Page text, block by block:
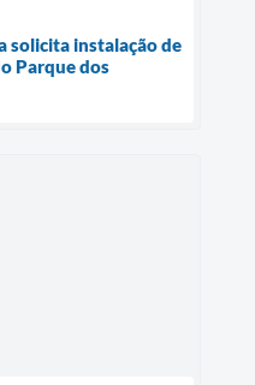
solicita instalação de
Parque dos